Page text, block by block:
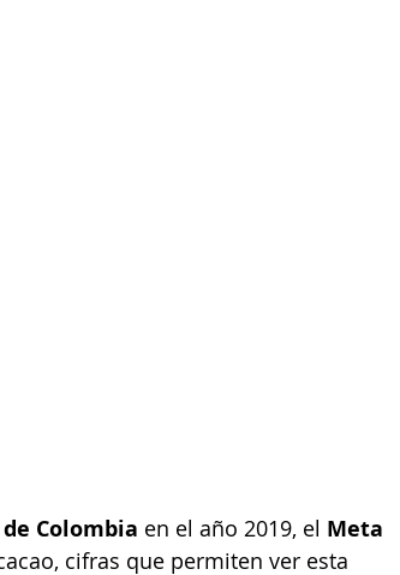
Colombia en el año 2019, el Meta
cifras que permiten ver esta